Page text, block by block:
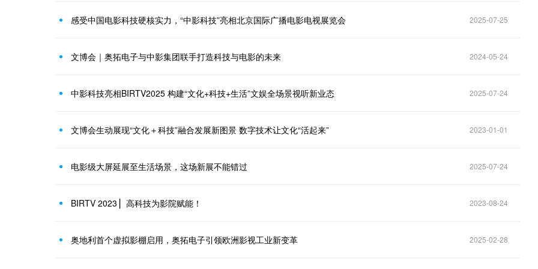
感受中国电影科技硬核实力，“中影科技”亮相北京国际广播电影电视展览会 2025-07-25
文博会｜奥拓电子与中影集团联手打造科技与电影的未来 2024-05-24
中影科技亮相BIRTV2025 构建“文化+科技+生活”文娱全场景视听新业态 2025-07-24
文博会生动展现“文化＋科技”融合发展新图景 数字技术让文化“活起来” 2023-01-01
电影级大屏延展至生活场景，这场新展不能错过 2025-07-24
BIRTV 2023 ▏高科技为影院赋能！ 2023-08-24
奥地利首个虚拟影棚启用，奥拓电子引领欧洲影视工业新变革 2025-02-28